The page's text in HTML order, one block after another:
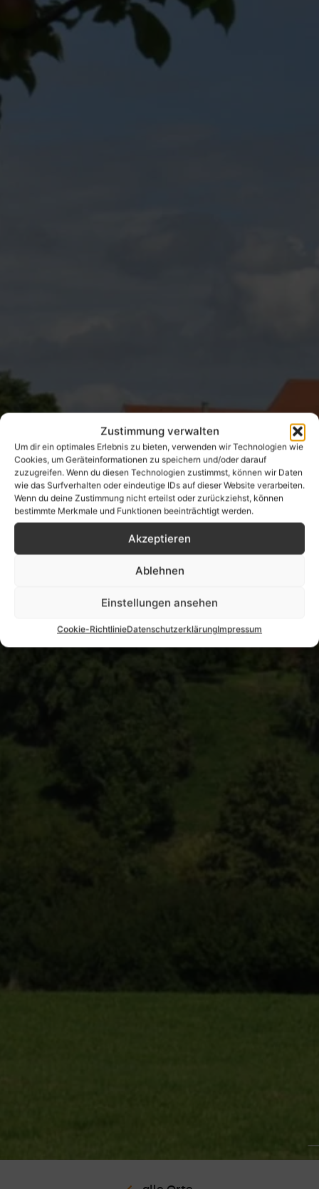
Zustimmung verwalten
Um dir ein optimales Erlebnis zu bieten, verwenden wir Technologien wie
Cookies, um Geräteinformationen zu speichern und/oder darauf
zuzugreifen. Wenn du diesen Technologien zustimmst, können wir Daten
wie das Surfverhalten oder eindeutige IDs auf dieser Website verarbeiten.
Wenn du deine Zustimmung nicht erteilst oder zurückziehst, können
bestimmte Merkmale und Funktionen beeinträchtigt werden.
Akzeptieren
Ablehnen
Einstellungen ansehen
Cookie-RichtlinieDatenschutzerklärungImpressum